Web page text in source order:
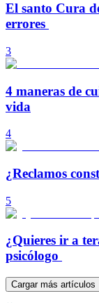
El santo Cura
errores
3
4 maneras de
vida
4
¿Reclamos
5
¿Quieres ir a
psicólogo
Cargar más artículos